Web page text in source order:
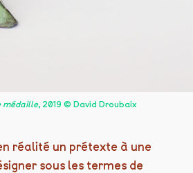
médaille, 2019 © David Droubaix
réalité un prétexte à une
sous les termes de